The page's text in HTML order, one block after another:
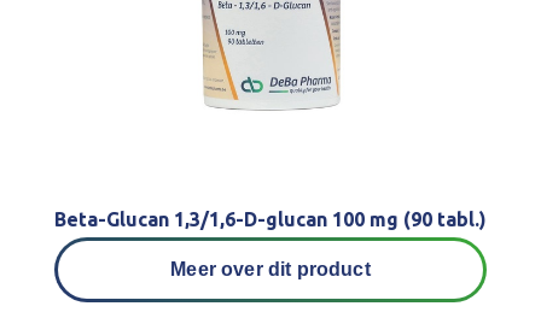
Beta-Glucan 1,3/1,6-D-glucan 100 mg (90 tabl.)
Meer over dit product